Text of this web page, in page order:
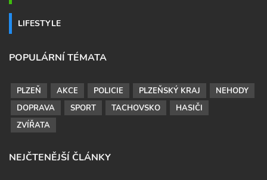
LIFESTYLE
POPULÁRNÍ TÉMATA
PLZEŇ AKCE POLICIE PLZEŇSKÝ KRAJ
NEHODY
DOPRAVA
SPORT TACHOVSKO
HASIČI
ZVÍŘATA
NEJČTENĚJŠÍ ČLÁNKY